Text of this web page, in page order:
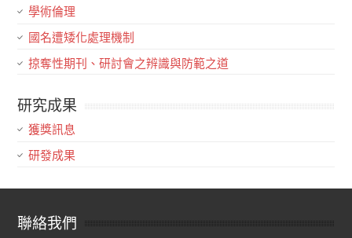
學術倫理
國名遭矮化處理機制
掠奪性期刊、研討會之辨識與防範之道
研究成果
獲獎訊息
研發成果
聯絡我們